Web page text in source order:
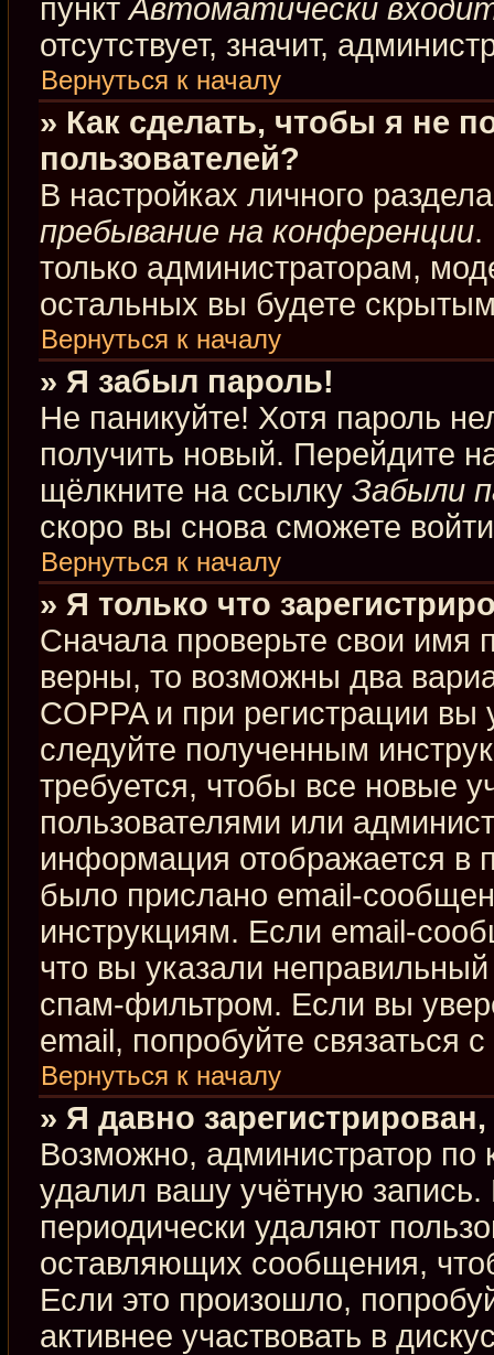
пунктАвтоматически
отсутствует, значит,
Вернуться к началу
» Как сделать, чтобы я не
пользователей?
В настройках личного
пребывание на конференции.
только администраторам,
остальных вы будете
Вернуться к началу
» Я забыл пароль!
Не паникуйте! Хотя пароль
получить новый. Перейдите
щёлкните на ссылку Забыли
скоро вы снова сможете
Вернуться к началу
» Я только что
Сначала проверьте свои имя
верны, то возможны два
COPPA и при регистрации
следуйте полученным
требуется, чтобы все новые
пользователями или
информация отображается в
было прислано email-
инструкциям. Если email-
что вы указали
спам-фильтром. Если вы
email, попробуйте связаться
Вернуться к началу
» Я давно
Возможно, администратор по
удалил вашу учётную
периодически удаляют
оставляющих сообщения,
Если это произошло,
активнее участвовать в